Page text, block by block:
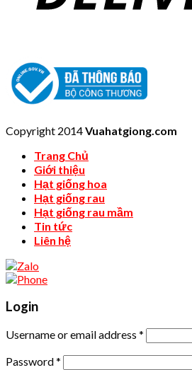
Copyright 2014Vuahatgiong.com
Trang Chủ
Giới thiệu
Hạt giống hoa
Hạt giống rau
Hạt giống rau mầm
Tin tức
Liên hệ
Login
Username or email address *
Password*